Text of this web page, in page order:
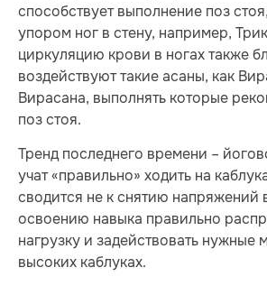
способствует выполнение поз
упором ног в стену, например,
циркуляцию крови в ногах также
воздействуют такие асаны, как
Вирасана, выполнять которые
поз стоя.
Тренд последнего времени –
учат «правильно» ходить на
сводится не к снятию напряжений
освоению навыка правильно
нагрузку и задействовать
высоких каблуках.